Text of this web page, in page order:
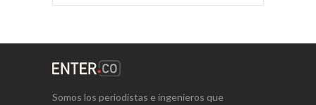
Somos los periodistas e ingenieros que